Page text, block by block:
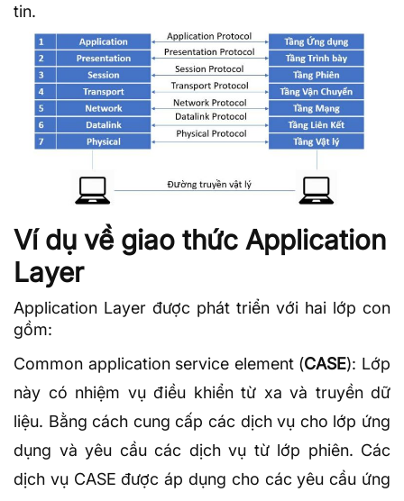
tin.
Ví dụ về giao thức Application
Layer
Application Layer được phát triển với hai lớp con
gồm:
Common application service element (CASE): Lớp
này có nhiệm vụ điều khiển từ xa và truyền dữ
liệu. Bằng cách cung cấp các dịch vụ cho lớp ứng
dụng và yêu cầu các dịch vụ từ lớp phiên. Các
dịch vụ CASE được áp dụng cho các yêu cầu ứng